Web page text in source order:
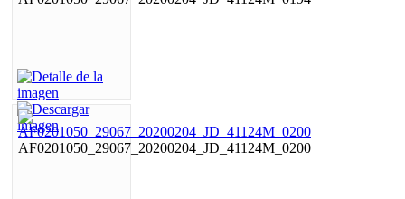
AF0201050_29067_20200204_JD_41124M_0200